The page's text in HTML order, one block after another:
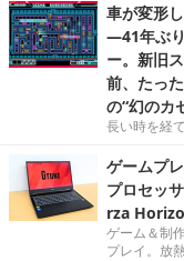
車が変形
―41年ぶ
ー。新旧
前、たっ
の“幻のカ
長い時を経
ゲームプ
プロセッ
rza
ゲーム＆制
プレイ。放